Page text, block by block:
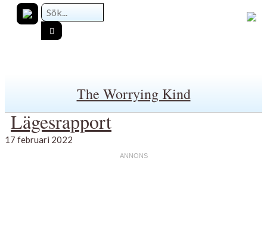
The Worrying Kind
Lägesrapport
17 februari 2022